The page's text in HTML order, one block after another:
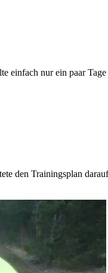
einfach nur ein paar
den Trainingsplan